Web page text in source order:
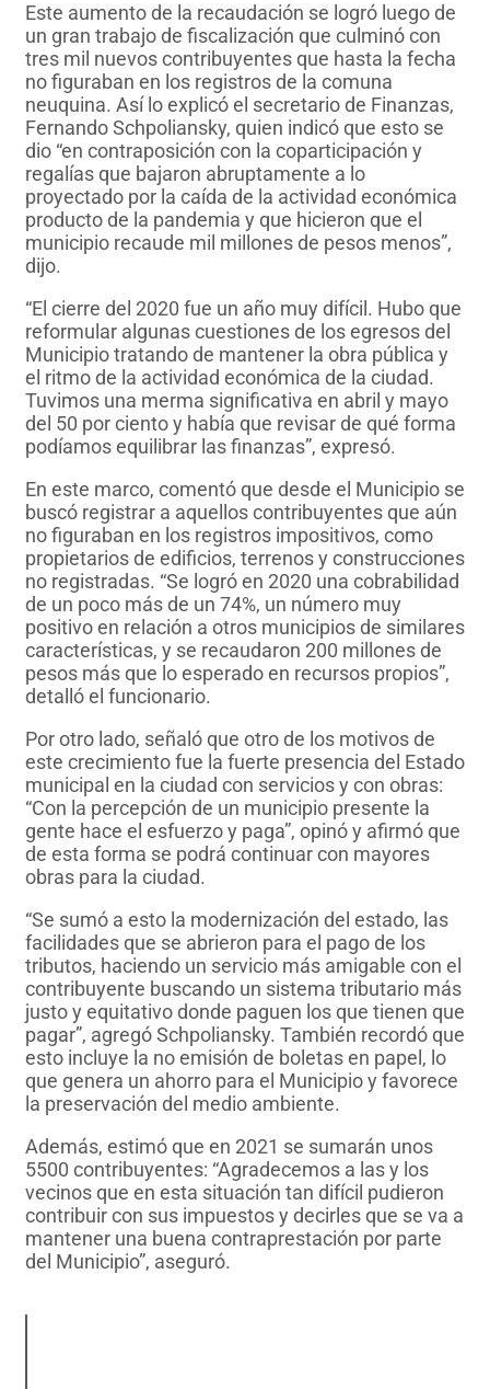
Este aumento de la recaudación se logró luego de
un gran trabajo de fiscalización que culminó con
tres mil nuevos contribuyentes que hasta la fecha
no figuraban en los registros de la comuna
neuquina. Así lo explicó el secretario de Finanzas,
Fernando Schpoliansky, quien indicó que esto se
dio “en contraposición con la coparticipación y
regalías que bajaron abruptamente a lo
proyectado por la caída de la actividad económica
producto de la pandemia y que hicieron que el
municipio recaude mil millones de pesos menos”,
dijo.
“El cierre del 2020 fue un año muy difícil. Hubo que
reformular algunas cuestiones de los egresos del
Municipio tratando de mantener la obra pública y
el ritmo de la actividad económica de la ciudad.
Tuvimos una merma significativa en abril y mayo
del 50 por ciento y había que revisar de qué forma
podíamos equilibrar las finanzas”, expresó.
En este marco, comentó que desde el Municipio se
buscó registrar a aquellos contribuyentes que aún
no figuraban en los registros impositivos, como
propietarios de edificios, terrenos y construcciones
no registradas. “Se logró en 2020 una cobrabilidad
de un poco más de un 74%, un número muy
positivo en relación a otros municipios de similares
características, y se recaudaron 200 millones de
pesos más que lo esperado en recursos propios”,
detalló el funcionario.
Por otro lado, señaló que otro de los motivos de
este crecimiento fue la fuerte presencia del Estado
municipal en la ciudad con servicios y con obras:
“Con la percepción de un municipio presente la
gente hace el esfuerzo y paga”, opinó y afirmó que
de esta forma se podrá continuar con mayores
obras para la ciudad.
“Se sumó a esto la modernización del estado, las
facilidades que se abrieron para el pago de los
tributos, haciendo un servicio más amigable con el
contribuyente buscando un sistema tributario más
justo y equitativo donde paguen los que tienen que
pagar”, agregó Schpoliansky. También recordó que
esto incluye la no emisión de boletas en papel, lo
que genera un ahorro para el Municipio y favorece
la preservación del medio ambiente.
Además, estimó que en 2021 se sumarán unos
5500 contribuyentes: “Agradecemos a las y los
vecinos que en esta situación tan difícil pudieron
contribuir con sus impuestos y decirles que se va a
mantener una buena contraprestación por parte
del Municipio”, aseguró.